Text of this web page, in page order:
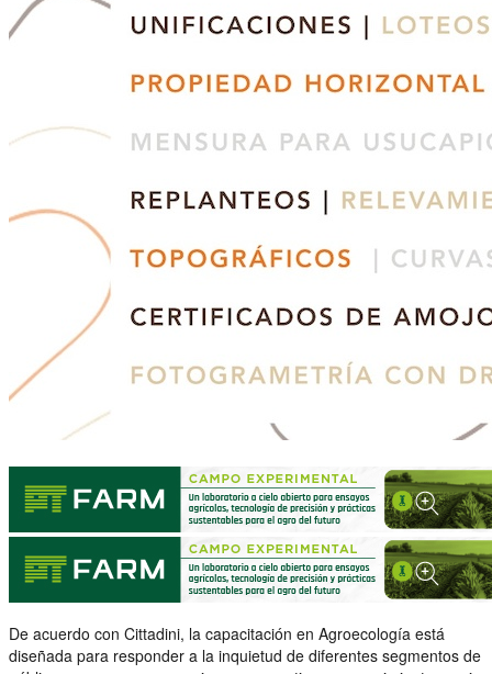
De acuerdo con Cittadini, la capacitación en Agroecología está
diseñada para responder a la inquietud de diferentes segmentos de